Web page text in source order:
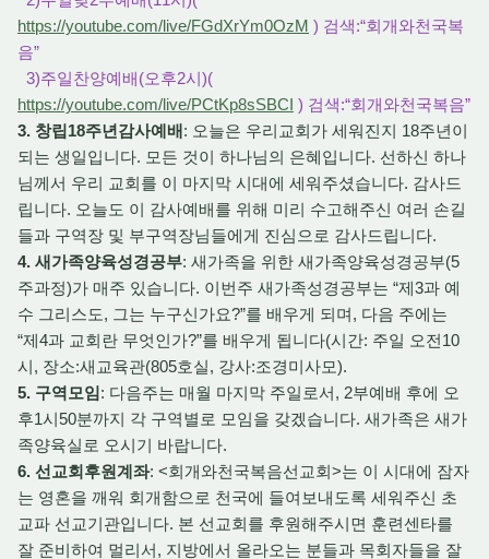
https://youtube.com/live/FGdXrYm0OzM ) 검색:“회개와천국복
음”
3)주일찬양예배(오후2시)(
https://youtube.com/live/PCtKp8sSBCI ) 검색:“회개와천국복음”
3. 창립18주년감사예배: 오늘은 우리교회가 세워진지 18주년이
되는 생일입니다. 모든 것이 하나님의 은혜입니다. 선하신 하나
님께서 우리 교회를 이 마지막 시대에 세워주셨습니다. 감사드
립니다. 오늘도 이 감사예배를 위해 미리 수고해주신 여러 손길
들과 구역장 및 부구역장님들에게 진심으로 감사드립니다.
4. 새가족양육성경공부: 새가족을 위한 새가족양육성경공부(5
주과정)가 매주 있습니다. 이번주 새가족성경공부는 “제3과 예
수 그리스도, 그는 누구신가요?”를 배우게 되며, 다음 주에는
“제4과 교회란 무엇인가?”를 배우게 됩니다(시간: 주일 오전10
시, 장소:새교육관(805호실, 강사:조경미사모).
5. 구역모임: 다음주는 매월 마지막 주일로서, 2부예배 후에 오
후1시50분까지 각 구역별로 모임을 갖겠습니다. 새가족은 새가
족양육실로 오시기 바랍니다.
6. 선교회후원계좌: <회개와천국복음선교회>는 이 시대에 잠자
는 영혼을 깨워 회개함으로 천국에 들여보내도록 세워주신 초
교파 선교기관입니다. 본 선교회를 후원해주시면 훈련센타를
잘 준비하여 멀리서, 지방에서 올라오는 분들과 목회자들을 잘